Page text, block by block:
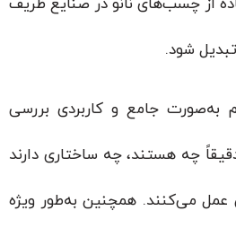
از چسب‌های نانو در صنایع ظریف
شود.
به‌صورت جامع و کاربردی بررسی
چه هستند، چه ساختاری دارند
می‌کنند. همچنین به‌طور ویژه